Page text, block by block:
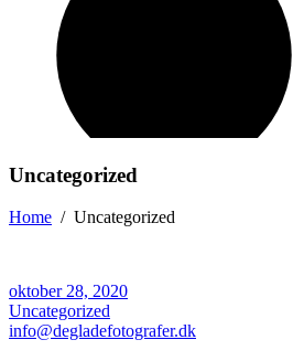
Uncategorized
Home / Uncategorized
oktober 28, 2020
Uncategorized
info@degladefotografer.dk